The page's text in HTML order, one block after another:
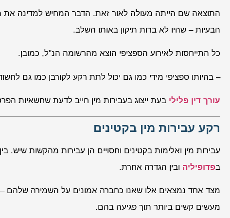
התוצאה שם הייתה מעולה לאור זאת. הדבר המחיש למדינה את
הבעיות – שהיו לא ברות תיקון באותו השלב.
כל התייחסות לאירוע הספציפי הוצא מהרשומה הנ"ל, כמובן.
– בהיותו ספציפי מידי כמו גם יכול לתת רקע לקורבן כמו גם
עורך דין פלילי בעת ייצוג בעבירות מין חייב לדעת שחשאיות
רקע עבירות מין בקטינים
עבירות מין ואלימות בקטינים וחסויים הן עבירות מהקשות שיש.
בפדופיליה ובין הגדרה אחרת.
מצד אחד נמצאים אלו שאנו כחברה אמונים על השמירה שלהם
מעשים קשים ביותר תוך פגיעה בהם.